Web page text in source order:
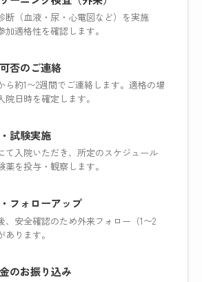
断（血液・尿・心電図など）を実施
加適格性を確認します。
否のご連絡
ら約1〜2週間でご連絡します。適格の場
院日時を確定します。
試験実施
て入院いただき、所定のスケジュール
薬を投与・観察します。
フォローアップ
、安全確認のため外来フォロー（1〜2
あります。
のお振り込み